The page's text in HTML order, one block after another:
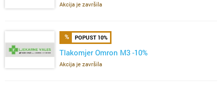
Akcija je završila
POPUST 10%
Tlakomjer Omron M3 -10%
Akcija je završila